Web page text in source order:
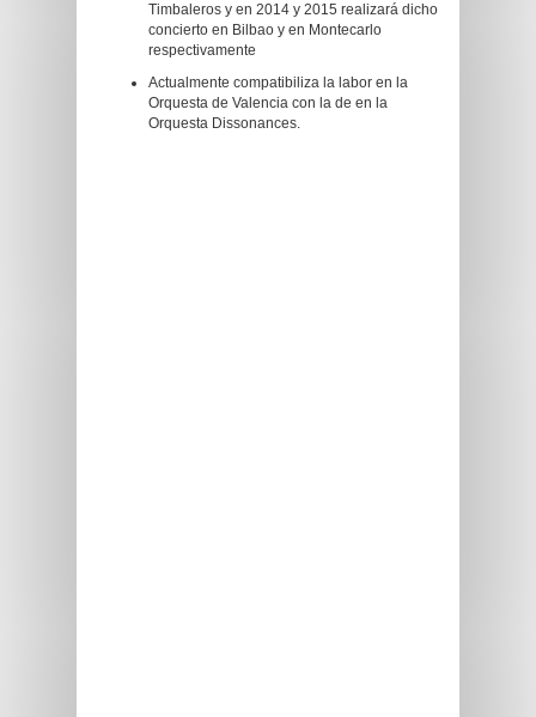
Timbaleros y en 2014 y 2015 realizará dicho
concierto en Bilbao y en Montecarlo
respectivamente
Actualmente compatibiliza la labor en la
Orquesta de Valencia con la de en la
Orquesta Dissonances.